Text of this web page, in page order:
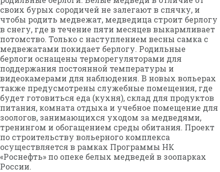
своих бурых сородичей не залегают в спячку, и
чтобы родить медвежат, медведица строит берлогу
в снегу, где в течение пяти месяцев выкармливает
потомство. Только с наступлением весны самка с
медвежатами покидает берлогу. Родильные
берлоги оснащены терморегуляторами для
поддержания постоянной температуры и
видеокамерами для наблюдения. В новых вольерах
также предусмотрены служебные помещения, где
будет готовиться еда (кухня), склад для продуктов
питания, комната отдыха и учебное помещение для
зоологов, занимающихся уходом за медведями,
тренингом и обогащением среды обитания. Проект
по строительству вольерного комплекса
осуществляется в рамках Программы НК
«Роснефть» по опеке белых медведей в зоопарках
России.